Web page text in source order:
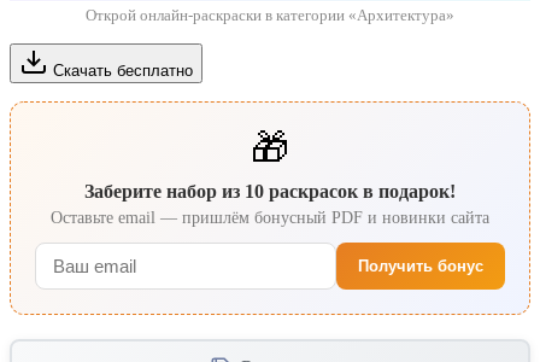
Открой онлайн-раскраски в категории «Архитектура»
Скачать бесплатно
🎁
Заберите набор из 10 раскрасок в подарок!
Оставьте email — пришлём бонусный PDF и новинки сайта
Получить бонус